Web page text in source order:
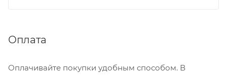
Оплата
Оплачивайте покупки удобным способом. В